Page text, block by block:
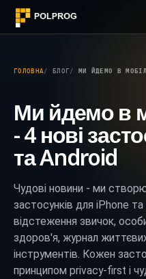
ГОЛОВНА БЛОГ МИ ЙДЕМО В МОБІЛЬНИЙ СВІТ - 4 НОВІ
Ми йдемо в
- 4 нові
та Android
Чудові новини - ми
застосунків для iPhone та
відстеження звичок,
здоров'я, журнал
інструментів. Кожен
принципом privacy-first і